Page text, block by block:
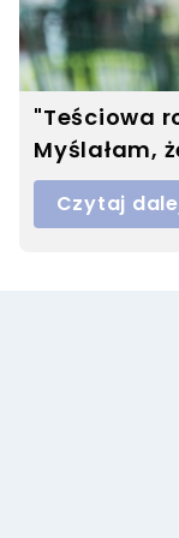
"Teściowa
Myślałam,
Czytaj